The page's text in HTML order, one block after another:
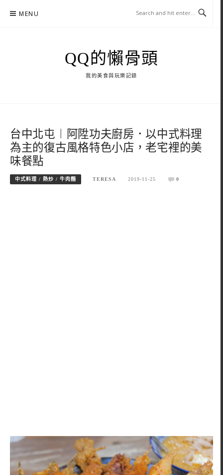
MENU
QQ的懶骨頭
我的美食與玩樂記錄
台中北屯︱阿陞功夫廚房．以中式料理
為主的復古風格特色小店，老宅裡的美
味餐點
中式料理 / 熱炒 / 牛肉麵 TERESA 2019-11-25 0